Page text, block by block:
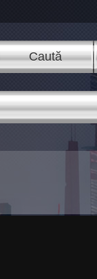
Caută